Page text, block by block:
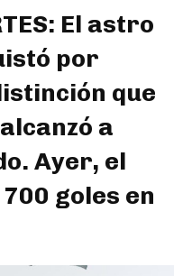
El astro
por
que
a
Ayer, el
goles en